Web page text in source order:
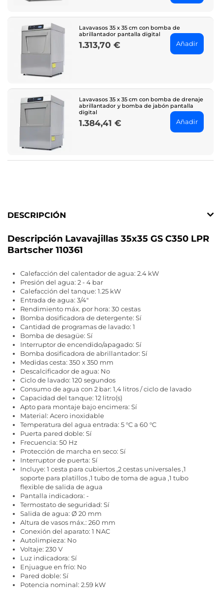
Lavavasos 35 x 35 cm con bomba de
abrillantador pantalla digital
Price
1.313,70 € Añadir
Lavavasos 35 x 35 cm con bomba de drenaje
abrillantador y bomba de jabón pantalla
digital
Price
1.384,41 € Añadir
DESCRIPCIÓN
Descripción Lavavajillas 35x35 GS C350 LPR
Bartscher 110361
Calefacción del calentador de agua: 2.4 kW
Presión del agua: 2 - 4 bar
Calefacción del tanque: 1.25 kW
Entrada de agua: 3/4"
Rendimiento máx. por hora: 30 cestas
Bomba dosificadora de detergente: Sí
Cantidad de programas de lavado: 1
Bomba de desagüe: Sí
Interruptor de encendido/apagado: Sí
Bomba dosificadora de abrillantador: Sí
Medidas cesta: 350 x 350 mm
Descalcificador de agua: No
Ciclo de lavado: 120 segundos
Consumo de agua con 2 bar: 1,4 litros / ciclo de lavado
Capacidad del tanque: 12 litro(s)
Apto para montaje bajo encimera: Sí
Material: Acero inoxidable
Temperatura del agua entrada: 5 °C a 60 °C
Puerta pared doble: Sí
Frecuencia: 50 Hz
Protección de marcha en seco: Sí
Interruptor de puerta: Sí
Incluye: 1 cesta para cubiertos ,2 cestas universales ,1
soporte para platillos ,1 tubo de toma de agua ,1 tubo
flexible de salida de agua
Pantalla indicadora: -
Termostato de seguridad: Sí
Salida de agua: Ø 20 mm
Altura de vasos máx.: 260 mm
Conexión del aparato: 1 NAC
Autolimpieza: No
Voltaje: 230 V
Luz indicadora: Sí
Enjuague en frío: No
Pared doble: Sí
Potencia nominal: 2.59 kW